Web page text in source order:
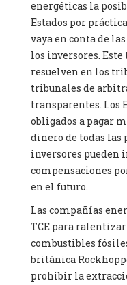
energéticas la
Estados por
vaya en conta de
los inversores.
resuelven en los
tribunales de
transparentes. Los
obligados a pagar
dinero de todas las
inversores pueden
compensaciones
en el futuro.
Las compañías
TCE para ralentizar
combustibles
británica
prohibir la